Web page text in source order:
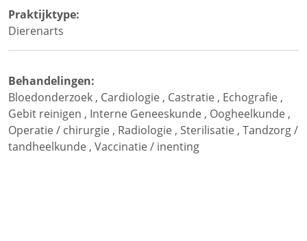
Praktijktype:
Dierenarts
Behandelingen:
Bloedonderzoek , Cardiologie , Castratie , Echografie ,
Gebit reinigen , Interne Geneeskunde , Oogheelkunde ,
Operatie / chirurgie , Radiologie , Sterilisatie , Tandzorg /
tandheelkunde , Vaccinatie / inenting